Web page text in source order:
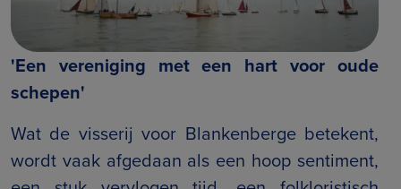
'Een vereniging met een hart voor oude
schepen'
Wat de visserij voor Blankenberge betekent,
wordt vaak afgedaan als een hoop sentiment,